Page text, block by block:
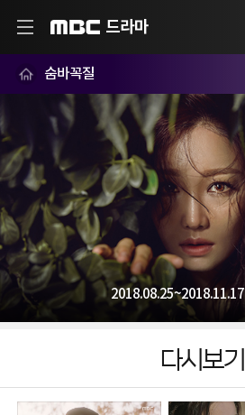
드라마
숨바꼭질
2018.08.25~2018.11.17
다시보기